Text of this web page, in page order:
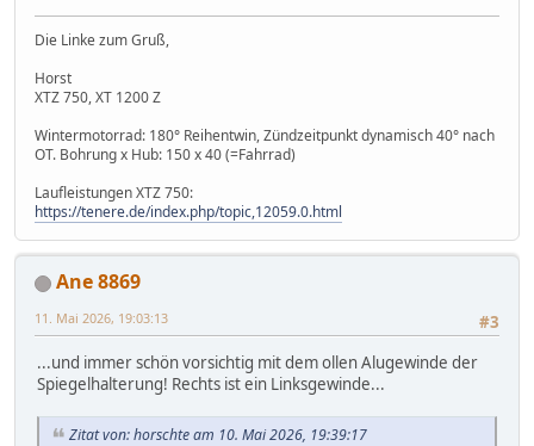
Die Linke zum Gruß,
Horst
XTZ 750, XT 1200 Z
Wintermotorrad: 180° Reihentwin, Zündzeitpunkt dynamisch 40° nach
OT. Bohrung x Hub: 150 x 40 (=Fahrrad)
Laufleistungen XTZ 750:
https://tenere.de/index.php/topic,12059.0.html
Ane 8869
#3
11. Mai 2026, 19:03:13
...und immer schön vorsichtig mit dem ollen Alugewinde der
Spiegelhalterung! Rechts ist ein Linksgewinde...
Zitat von: horschte am 10. Mai 2026, 19:39:17